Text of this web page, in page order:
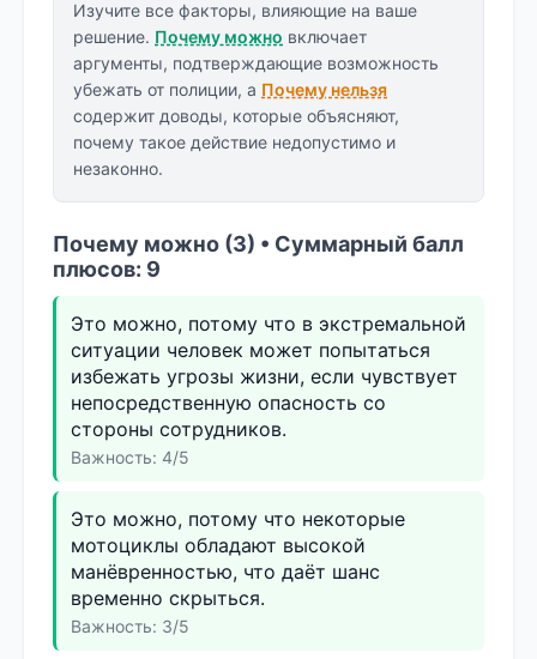
Изучите все факторы, влияющие на ваше
решение. Почему можно включает
аргументы, подтверждающие возможность
убежать от полиции, а Почему нельзя
содержит доводы, которые объясняют,
почему такое действие недопустимо и
незаконно.
Почему можно (3) • Суммарный балл
плюсов: 9
Это можно, потому что в экстремальной
ситуации человек может попытаться
избежать угрозы жизни, если чувствует
непосредственную опасность со
стороны сотрудников.
Важность: 4/5
Это можно, потому что некоторые
мотоциклы обладают высокой
манёвренностью, что даёт шанс
временно скрыться.
Важность: 3/5